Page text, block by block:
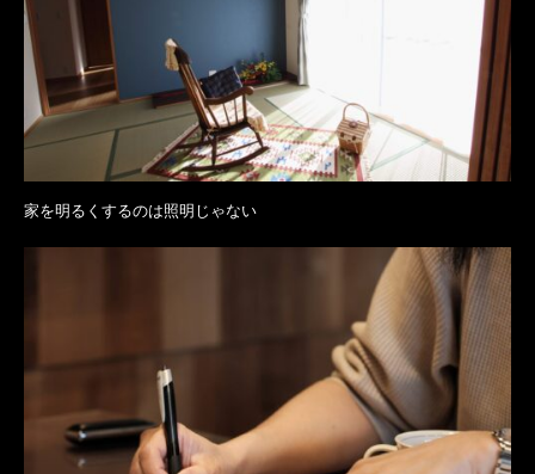
家を明るくするのは照明じゃない